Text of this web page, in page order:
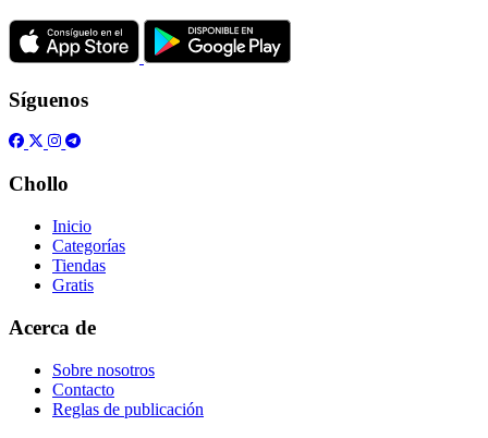
Síguenos
Chollo
Inicio
Categorías
Tiendas
Gratis
Acerca de
Sobre nosotros
Contacto
Reglas de publicación